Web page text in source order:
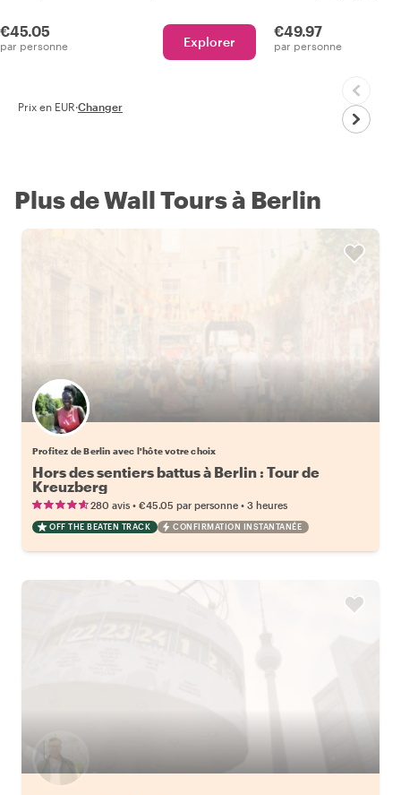
€45.05
par personne Explorer
€49.97
par personne
Prix en EUR·Changer
Plus de Wall Tours à Berlin
Profitez de Berlin avec l'hôte votre choix
Hors des sentiers battus à Berlin : Tour de
Kreuzberg
280 avis • €45.05 par personne • 3 heures
OFF THE BEATEN TRACK CONFIRMATION INSTANTANÉE